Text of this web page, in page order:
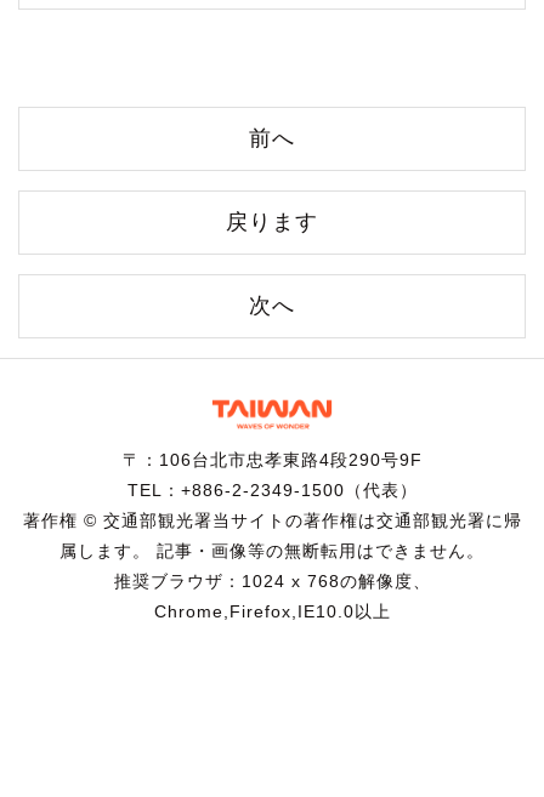
前へ
戻ります
次へ
〒：106台北市忠孝東路4段290号9F
TEL：+886-2-2349-1500（代表）
著作権 © 交通部観光署当サイトの著作権は交通部観光署に帰
属します。 記事・画像等の無断転用はできません。
推奨ブラウザ：1024 x 768の解像度、
Chrome,Firefox,IE10.0以上